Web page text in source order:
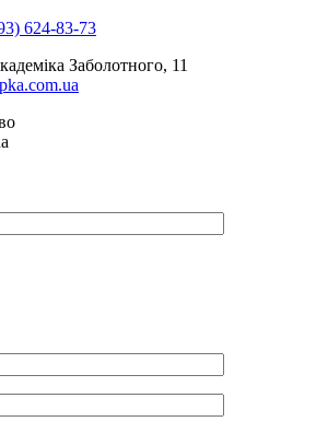
624-83-73
Заболотного, 11